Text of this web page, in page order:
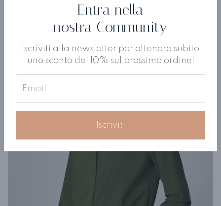
Entra nella
nostra Community
Iscriviti alla newsletter per ottenere subito
uno sconto del 10% sul prossimo ordine!
Iscriviti
€ 301,00